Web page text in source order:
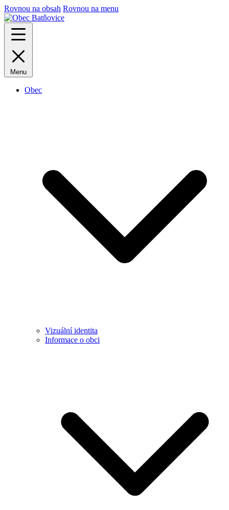
Rovnou na obsah Rovnou na menu
Menu
Obec
Vizuální identita
Informace o obci